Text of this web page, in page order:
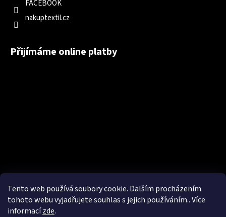
Tento web používá soubory cookie. Dalším procházením
tohoto webu vyjadřujete souhlas s jejich používáním.. Více
informacízde.
FACEBOOK
nakuptextil.cz
Přijímáme online platby